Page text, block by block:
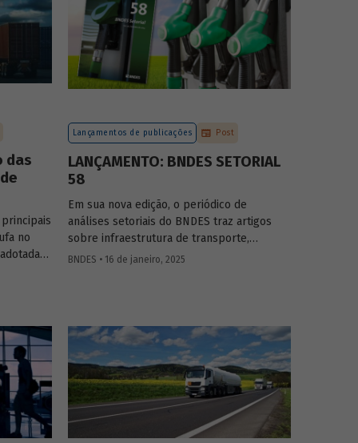
das
no
Lançamentos de publicações Post
LANÇAMENTO: BNDES SETORIAL
58
Em sua nova edição, o periódico de
análises setoriais do BNDES traz artigos
sobre infraestrutura de transporte,
mobilidade urbana, combustíveis
BNDES • 16 de janeiro, 2025